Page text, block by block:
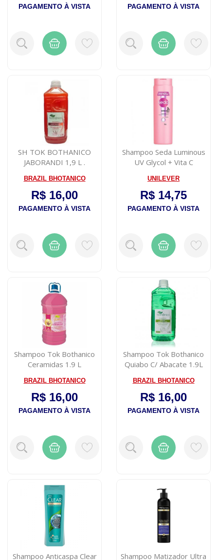
PAGAMENTO À VISTA PAGAMENTO À VISTA
SH TOK BOTHANICO
JABORANDI 1,9 L .
BRAZIL BHOTANICO
R$ 16,00
PAGAMENTO À VISTA
Shampoo Seda Luminous
UV Glycol + Vita C
UNILEVER
R$ 14,75
PAGAMENTO À VISTA
Shampoo Tok Bothanico
Ceramidas 1.9 L
BRAZIL BHOTANICO
R$ 16,00
PAGAMENTO À VISTA
Shampoo Tok Bothanico
Quiabo C/ Abacate 1.9L
BRAZIL BHOTANICO
R$ 16,00
PAGAMENTO À VISTA
Shampoo Anticaspa Clear Shampoo Matizador Ultra